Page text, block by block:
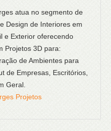
atua no segmento de
Design de Interiores em
e Exterior oferecendo
Projetos 3D para:
de Ambientes para
de Empresas, Escritórios,
Geral.
Projetos